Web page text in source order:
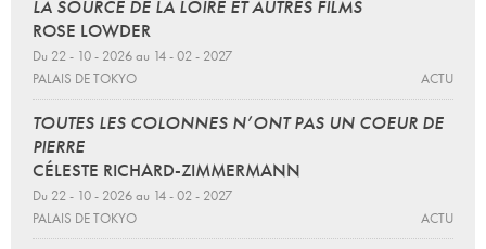
LA SOURCE DE LA LOIRE ET AUTRES FILMS
ROSE LOWDER
Du 22 - 10 - 2026 au 14 - 02 - 2027
PALAIS DE TOKYO
ACTU
TOUTES LES COLONNES N’ONT PAS UN COEUR DE
PIERRE
CÉLESTE RICHARD-ZIMMERMANN
Du 22 - 10 - 2026 au 14 - 02 - 2027
PALAIS DE TOKYO
ACTU